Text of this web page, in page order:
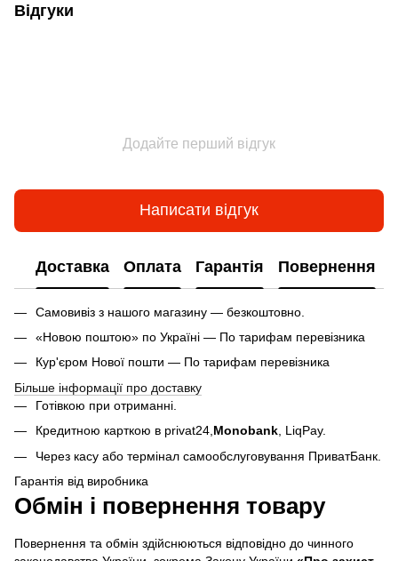
Відгуки
Додайте перший відгук
Написати відгук
Доставка Оплата Гарантія Повернення
Самовивіз з нашого магазину — безкоштовно.
«Новою поштою» по Україні — По тарифам перевізника
Кур'єром Нової пошти — По тарифам перевізника
Більше інформації про доставку
Готівкою при отриманні.
Кредитною карткою в privat24, Monobank LiqPay.
Через касу або термінал самообслуговування ПриватБанк.
Гарантія від виробника
Обмін і повернення товару
Повернення та обмін здійснюються відповідно до чинного